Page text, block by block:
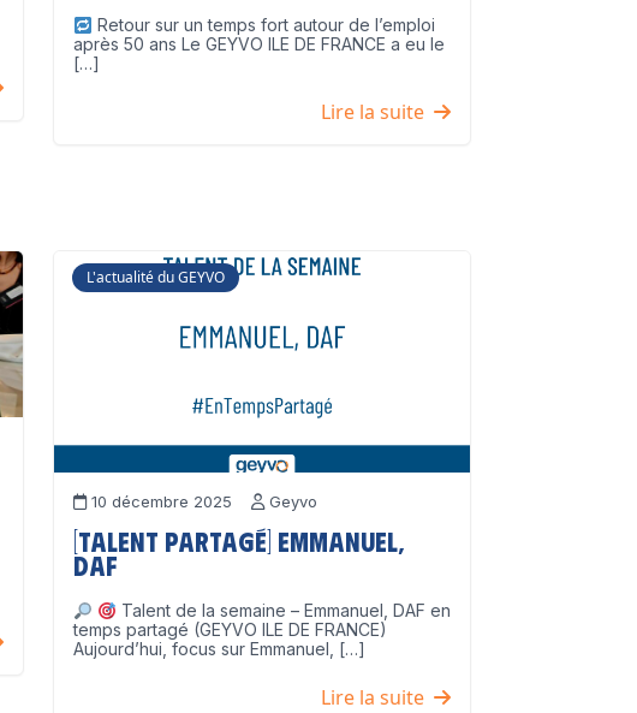
Retour sur un temps fort autour de l’emploi
après 50 ans Le GEYVO ILE DE FRANCE a eu le
[…]
Lire la suite
L'actualité du GEYVO
10 décembre 2025 Geyvo
[Talent partagé] Emmanuel,
DAF
Talent de la semaine – Emmanuel, DAF en
temps partagé (GEYVO ILE DE FRANCE)
Aujourd’hui, focus sur Emmanuel, […]
Lire la suite